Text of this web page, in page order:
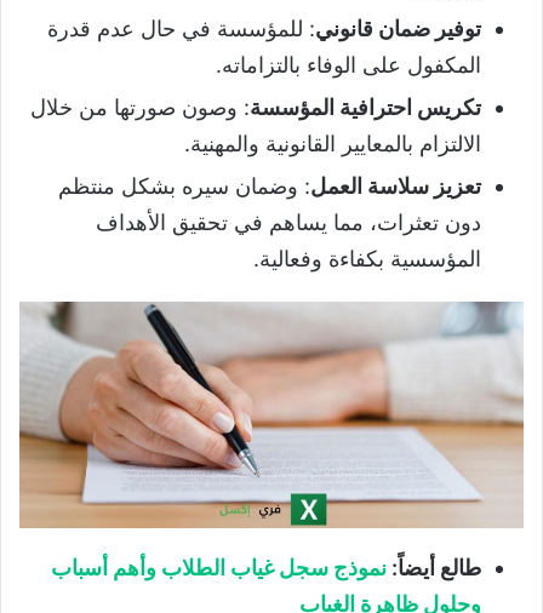
توفير ضمان قانوني: للمؤسسة في حال عدم قدرة
المكفول على الوفاء بالتزاماته.
تكريس احترافية المؤسسة: وصون صورتها من خلال
الالتزام بالمعايير القانونية والمهنية.
تعزيز سلاسة العمل: وضمان سيره بشكل منتظم
دون تعثرات، مما يساهم في تحقيق الأهداف
المؤسسية بكفاءة وفعالية.
طالع أيضاً: نموذج سجل غياب الطلاب وأهم أسباب
وحلول ظاهرة الغياب